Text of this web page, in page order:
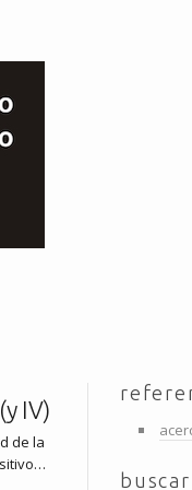
IV)
de la
buscar